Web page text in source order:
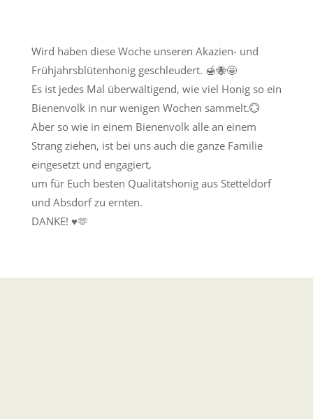
Wird haben diese Woche unseren Akazien- und
Frühjahrsblütenhonig geschleudert. 🍯🐝🤩
Es ist jedes Mal überwältigend, wie viel Honig so ein
Bienenvolk in nur wenigen Wochen sammelt.💮
Aber so wie in einem Bienenvolk alle an einem
Strang ziehen, ist bei uns auch die ganze Familie
eingesetzt und engagiert,
um für Euch besten Qualitätshonig aus Stetteldorf
und Absdorf zu ernten.
DANKE! ♥️🫶